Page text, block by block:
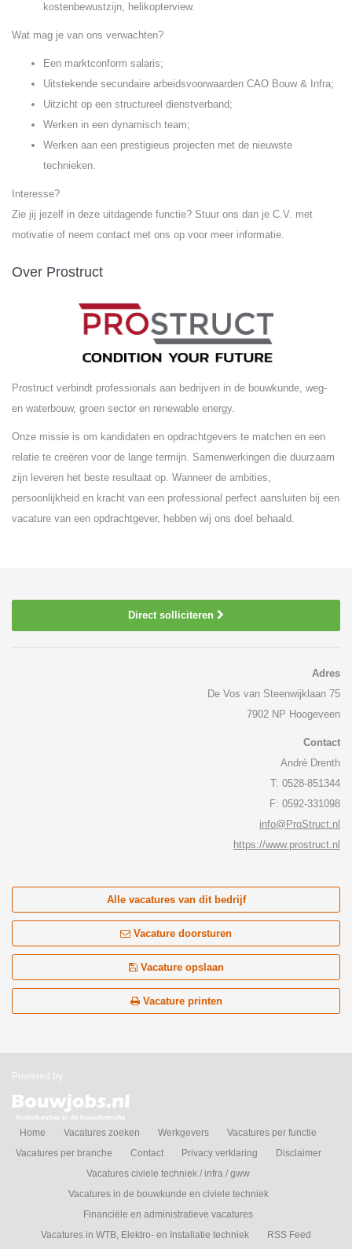
kostenbewustzijn, helikopterview.
Wat mag je van ons verwachten?
Een marktconform salaris;
Uitstekende secundaire arbeidsvoorwaarden CAO Bouw & Infra;
Uitzicht op een structureel dienstverband;
Werken in een dynamisch team;
Werken aan een prestigieus projecten met de nieuwste
technieken.
Interesse?
Zie jij jezelf in deze uitdagende functie? Stuur ons dan je C.V. met
motivatie of neem contact met ons op voor meer informatie.
Over Prostruct
Prostruct verbindt professionals aan bedrijven in de bouwkunde, weg-
en waterbouw, groen sector en renewable energy.
Onze missie is om kandidaten en opdrachtgevers te matchen en een
relatie te creëren voor de lange termijn. Samenwerkingen die duurzaam
zijn leveren het beste resultaat op. Wanneer de ambities,
persoonlijkheid en kracht van een professional perfect aansluiten bij een
vacature van een opdrachtgever, hebben wij ons doel behaald.
Direct solliciteren
Adres
De Vos van Steenwijklaan 75
7902 NP Hoogeveen
Contact
André Drenth
T: 0528-851344
F: 0592-331098
info@ProStruct.nl
https://www.prostruct.nl
Alle vacatures van dit bedrijf
Vacature doorsturen
Vacature opslaan
Vacature printen
Powered by:
Home Vacatures zoeken Werkgevers
Vacatures per functie
Vacatures per branche
Contact Privacy verklaring
Disclaimer
Vacatures civiele techniek / infra / gww
Vacatures in de bouwkunde en civiele techniek
Financiële en administratieve vacatures
Vacatures in WTB, Elektro- en Installatie techniek
RSS Feed